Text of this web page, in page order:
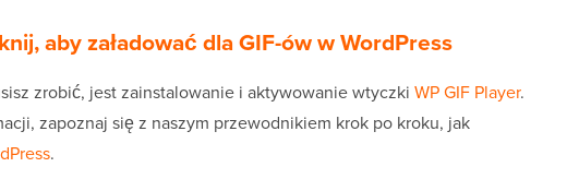
aby załadować dla GIF-ów w WordPress
zrobić, jest zainstalowanie i aktywowanie wtyczki WP GIF Player.
zapoznaj się z naszym przewodnikiem krok po kroku, jak
.